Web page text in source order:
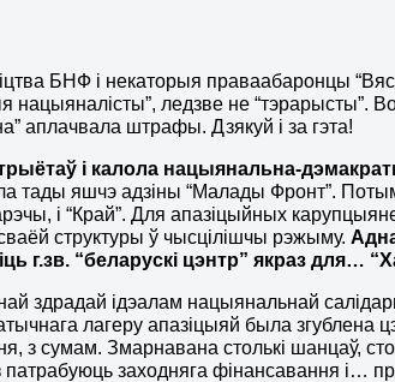
БНФ і некаторыя праваабаронцы
ледзве не “тэрарысты”.
аплачвала штрафы. Дзякуй і за гэта!
і калола нацыянальна-
тады яшчэ адзіны “Малады Фронт”.
і “Край”. Для апазіцыйных
структуры ў чысцілішчы рэжыму.
г.зв. “беларускі цэнтр” якраз для…
здрадай ідэалам нацыянальнай
лагеру апазіцыяй была згублена
з сумам. Змарнавана столькі шанцаў,
заходняга фінансавання і…